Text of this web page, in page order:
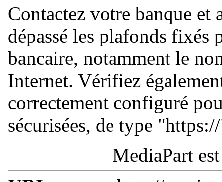
Contactez votre banque et
dépassé les plafonds fixés
bancaire, notamment le
Internet. Vérifiez
correctement configuré
sécurisées, de type
MediaPart